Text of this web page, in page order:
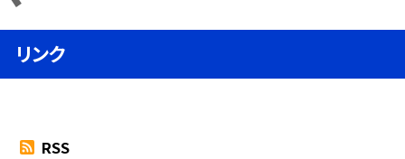
リンク
RSS